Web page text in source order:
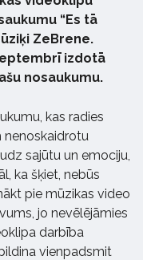
“Es tā
ZeBrene.
izdotā
nosaukumu.
kas radies
nenoskaidrotu
sajūtu un emociju,
ka šķiet, nebūs
pie mūzikas video
jo nevēlējāmies
darbība
vienpadsmit